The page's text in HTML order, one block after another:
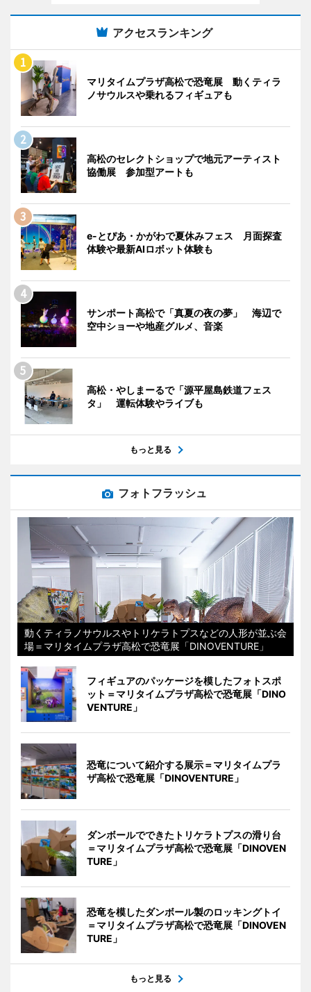
アクセスランキング
マリタイムプラザ高松で恐竜展 動くティラ
ノサウルスや乗れるフィギュアも
高松のセレクトショップで地元アーティスト
協働展 参加型アートも
e-とぴあ・かがわで夏休みフェス 月面探査
体験や最新AIロボット体験も
サンポート高松で「真夏の夜の夢」 海辺で
空中ショーや地産グルメ、音楽
高松・やしまーるで「源平屋島鉄道フェス
タ」 運転体験やライブも
もっと見る
フォトフラッシュ
動くティラノサウルスやトリケラトプスなどの人形が並ぶ会
場＝マリタイムプラザ高松で恐竜展「DINOVENTURE」
フィギュアのパッケージを模したフォトスポ
ット＝マリタイムプラザ高松で恐竜展「DINO
VENTURE」
恐竜について紹介する展示＝マリタイムプラ
ザ高松で恐竜展「DINOVENTURE」
ダンボールでできたトリケラトプスの滑り台
＝マリタイムプラザ高松で恐竜展「DINOVEN
TURE」
恐竜を模したダンボール製のロッキングトイ
＝マリタイムプラザ高松で恐竜展「DINOVEN
TURE」
もっと見る